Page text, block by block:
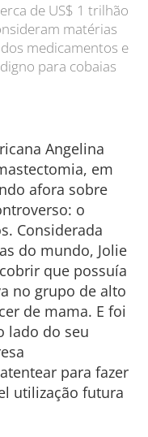
de US$ 1 trilhão
matérias
medicamentos e
para cobaias
Angelina
em
afora sobre
o
Considerada
do mundo, Jolie
que possuía
no grupo de alto
de mama. E foi
lado do seu
para fazer
utilização futura